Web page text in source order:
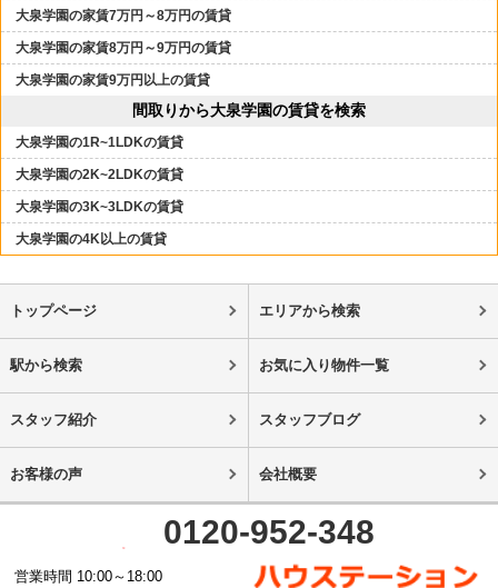
大泉学園の家賃7万円～8万円の賃貸
大泉学園の家賃8万円～9万円の賃貸
大泉学園の家賃9万円以上の賃貸
間取りから大泉学園の賃貸を検索
大泉学園の1R~1LDKの賃貸
大泉学園の2K~2LDKの賃貸
大泉学園の3K~3LDKの賃貸
大泉学園の4K以上の賃貸
トップページ エリアから検索
駅から検索 お気に入り物件一覧
スタッフ紹介 スタッフブログ
お客様の声 会社概要
0120-952-348
営業時間 10:00～18:00